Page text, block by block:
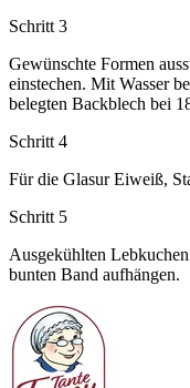
Schritt 3
Gewünschte Formen
einstechen. Mit Wasser
belegten Backblech bei
Schritt 4
Für die Glasur Eiweiß,
Schritt 5
Ausgekühlten
bunten Band aufhängen.